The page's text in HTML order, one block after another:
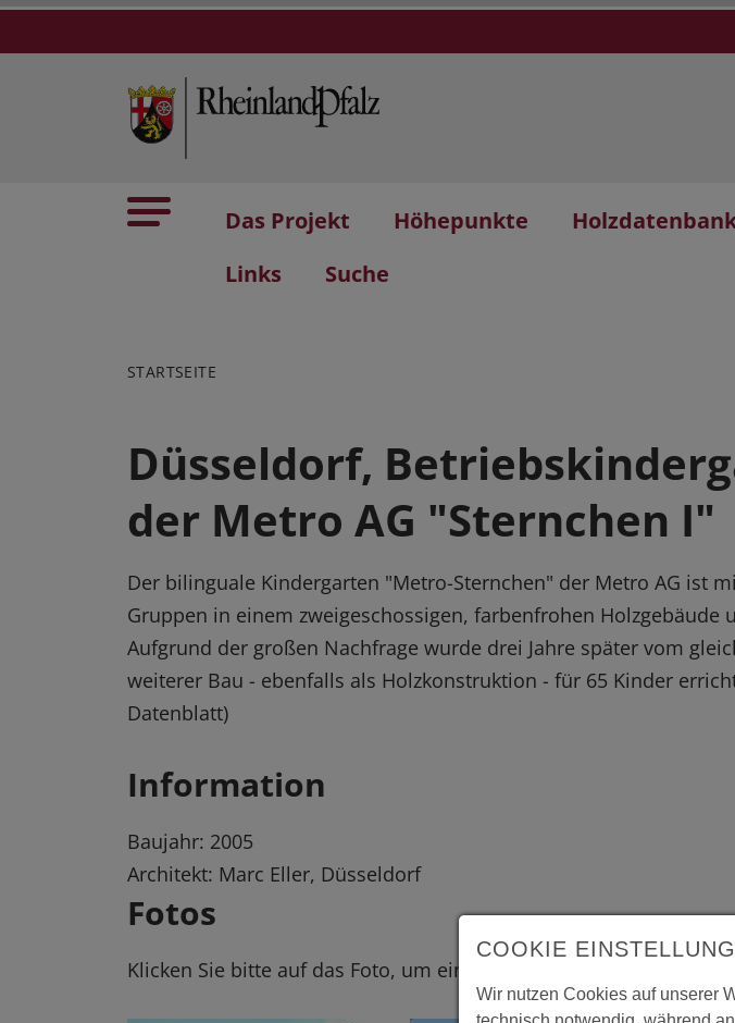
Das Projekt Höhepunkte
Links
Suche
STARTSEITE
Düsseldorf,
der Metro AG "Sternchen I"
Der bilinguale Kindergarten "Metro-Sternchen" der Metro AG ist
Gruppen in einem zweigeschossigen, farbenfrohen Holzgebäude
Aufgrund der großen Nachfrage wurde drei Jahre später vom
weiterer Bau - ebenfalls als Holzkonstruktion - für 65 Kinder
Datenblatt)
Information
Baujahr: 2005
Architekt: Marc Eller, Düsseldorf
Fotos
Klicken Sie bitte auf das Foto, um eine vergrößerte Darstellung zu
COOKIE
Wir nutzen Cookies auf unserer